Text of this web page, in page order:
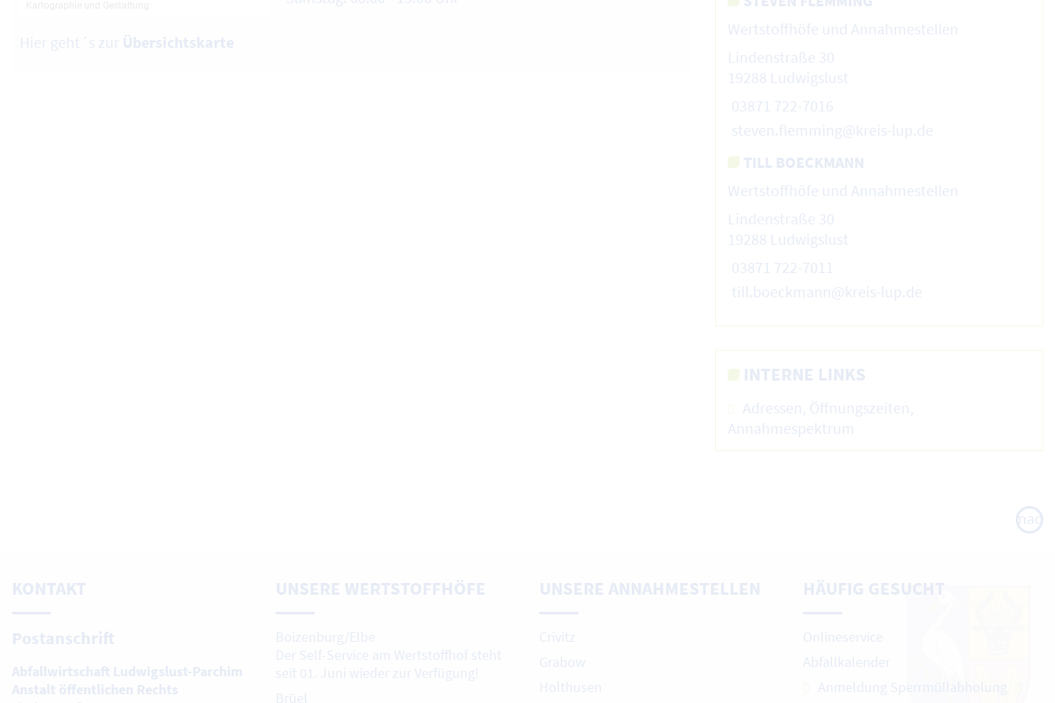
Hier geht´s zur Übersichtskarte
Wertstoffhöfe und Annahmestellen
Lindenstraße 30
19288 Ludwigslust
03871 722-7016
steven.flemming@kreis-lup.de
TILL BOECKMANN
Wertstoffhöfe und Annahmestellen
Lindenstraße 30
19288 Ludwigslust
03871 722-7011
till.boeckmann@kreis-lup.de
INTERNE LINKS
Adressen, Öffnungszeiten,
Annahmespektrum
nach
oben
KONTAKT
Postanschrift
Abfallwirtschaft Ludwigslust-Parchim
Anstalt öffentlichen Rechts
UNSERE WERTSTOFFHÖFE
Boizenburg/Elbe
Der Self-Service am Wertstoffhof steht
seit 01. Juni wieder zur Verfügung!
Brüel
UNSERE ANNAHMESTELLEN
Crivitz
Grabow
Holthusen
HÄUFIG GESUCHT
Onlineservice
Abfallkalender
Anmeldung Sperrmüllabholung